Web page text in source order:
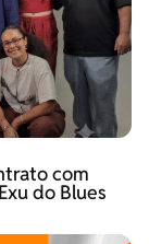
com
do Blues